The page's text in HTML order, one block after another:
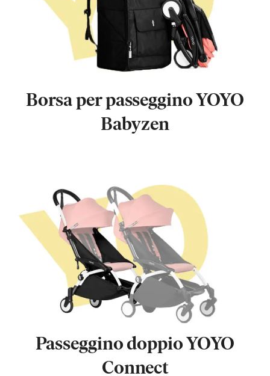
Borsa per passeggino YOYO
Babyzen
Passeggino doppio YOYO
Connect